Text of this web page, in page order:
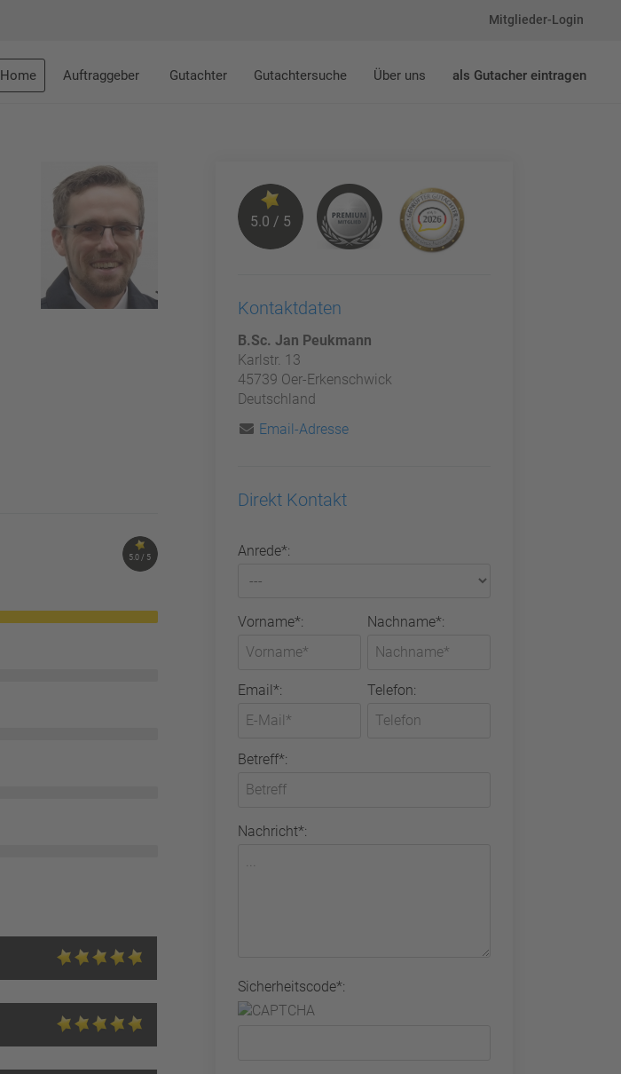
Mitglieder-Login
Home Auftraggeber Gutachter Gutachtersuche Über uns als Gutacher eintragen
5.0 / 5
5.0 / 5
Kontaktdaten
B.Sc. Jan Peukmann
Karlstr. 13
45739 Oer-Erkenschwick
Deutschland
Email-Adresse
Direkt Kontakt
Anrede*:
Vorname*: Nachname*:
Email*: Telefon:
Betreff*:
Nachricht*:
Sicherheitscode*: